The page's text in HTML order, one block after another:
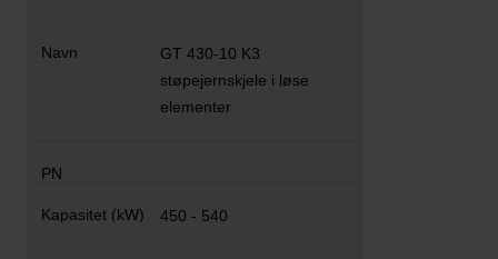
GT 430-10 K3
støpejernskjele i løse
elementer
450 - 540